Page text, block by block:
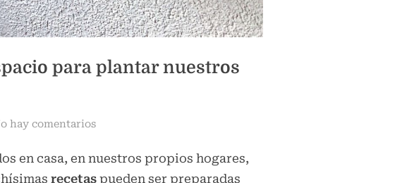
para plantar nuestros
hay comentariosen
aprovechar
el
en casa, en nuestros propios hogares,
recetas pueden ser preparadas